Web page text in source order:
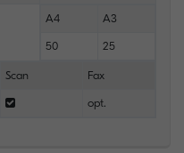
A4 A3
50 25
Scan Fax
opt.